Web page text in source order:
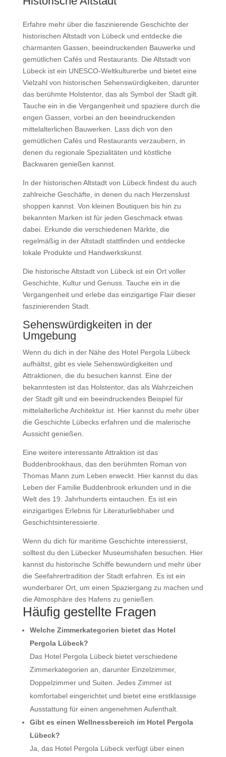
Erfahre mehr über die faszinierende Geschichte der
historischen Altstadt von Lübeck und entdecke die
charmanten Gassen, beeindruckenden Bauwerke und
gemütlichen Cafés und Restaurants. Die Altstadt von
Lübeck ist ein UNESCO-Weltkulturerbe und bietet eine
Vielzahl von historischen Sehenswürdigkeiten, darunter
das berühmte Holstentor, das als Symbol der Stadt gilt.
Tauche ein in die Vergangenheit und spaziere durch die
engen Gassen, vorbei an den beeindruckenden
mittelalterlichen Bauwerken. Lass dich von den
gemütlichen Cafés und Restaurants verzaubern, in
denen du regionale Spezialitäten und köstliche
Backwaren genießen kannst.
In der historischen Altstadt von Lübeck findest du auch
zahlreiche Geschäfte, in denen du nach Herzenslust
shoppen kannst. Von kleinen Boutiquen bis hin zu
bekannten Marken ist für jeden Geschmack etwas
dabei. Erkunde die verschiedenen Märkte, die
regelmäßig in der Altstadt stattfinden und entdecke
lokale Produkte und Handwerkskunst.
Die historische Altstadt von Lübeck ist ein Ort voller
Geschichte, Kultur und Genuss. Tauche ein in die
Vergangenheit und erlebe das einzigartige Flair dieser
faszinierenden Stadt.
Sehenswürdigkeiten in der
Umgebung
Wenn du dich in der Nähe des Hotel Pergola Lübeck
aufhältst, gibt es viele Sehenswürdigkeiten und
Attraktionen, die du besuchen kannst. Eine der
bekanntesten ist das Holstentor, das als Wahrzeichen
der Stadt gilt und ein beeindruckendes Beispiel für
mittelalterliche Architektur ist. Hier kannst du mehr über
die Geschichte Lübecks erfahren und die malerische
Aussicht genießen.
Eine weitere interessante Attraktion ist das
Buddenbrookhaus, das den berühmten Roman von
Thomas Mann zum Leben erweckt. Hier kannst du das
Leben der Familie Buddenbrook erkunden und in die
Welt des 19. Jahrhunderts eintauchen. Es ist ein
einzigartiges Erlebnis für Literaturliebhaber und
Geschichtsinteressierte.
Wenn du dich für maritime Geschichte interessierst,
solltest du den Lübecker Museumshafen besuchen. Hier
kannst du historische Schiffe bewundern und mehr über
die Seefahrertradition der Stadt erfahren. Es ist ein
wunderbarer Ort, um einen Spaziergang zu machen und
die Atmosphäre des Hafens zu genießen.
Häufig gestellte Fragen
Welche Zimmerkategorien bietet das Hotel
Pergola Lübeck?
Das Hotel Pergola Lübeck bietet verschiedene
Zimmerkategorien an, darunter Einzelzimmer,
Doppelzimmer und Suiten. Jedes Zimmer ist
komfortabel eingerichtet und bietet eine erstklassige
Ausstattung für einen angenehmen Aufenthalt.
Gibt es einen Wellnessbereich im Hotel Pergola
Lübeck?
Ja, das Hotel Pergola Lübeck verfügt über einen